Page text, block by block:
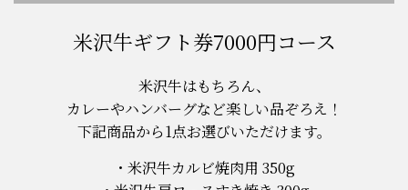
米沢牛ギフト券7000円コース
米沢牛はもちろん、
カレーやハンバーグなど楽しい品ぞろえ！
下記商品から1点お選びいただけます。
米沢牛カルビ焼肉用 350g